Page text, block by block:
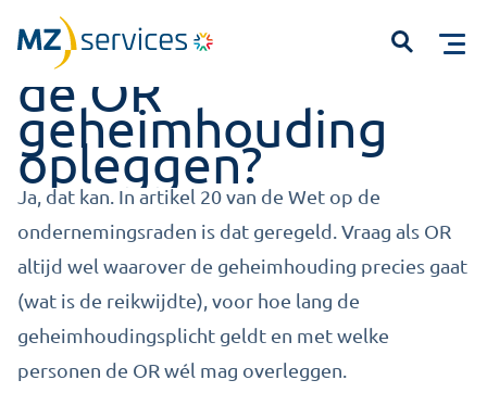
Start met typen om te zoeken...
Kan de bestuurder
deOR
geheimhouding
opleggen?
Ja, dat kan. In artikel 20 van de Wet op de
ondernemingsraden is dat geregeld. Vraag als OR
altijd wel waarover de geheimhouding precies gaat
(wat is de reikwijdte), voor hoe lang de
geheimhoudingsplicht geldt en met welke
personen de OR wél mag overleggen.